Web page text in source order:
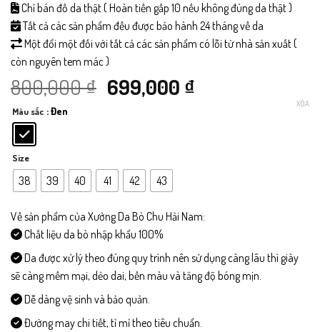
Chỉ bán đồ da thật ( Hoàn tiền gấp 10 nếu không đúng da thật )
Tất cả các sản phẩm đều được bảo hành 24 tháng về da
Một đổi một đối với tất cả các sản phẩm có lỗi từ nhà sản xuất (
còn nguyên tem mác )
800,000₫ Giá
800,000 ₫.
699,000 ₫Giá
699,000 ₫.
Màu sắc : Đen
Size
38 39 40 41 42 43
XÓA
Về sản phẩm của Xưởng Da Bò Chu Hải Nam:
Chất liệu da bò nhập khẩu 100%
Da được xử lý theo đúng quy trình nên sử dụng càng lâu thì giày
sẽ càng mềm mại, dẻo dai, bền màu và tăng độ bóng mịn.
Dễ dàng vệ sinh và bảo quản.
Đường may chi tiết, tỉ mỉ theo tiêu chuẩn.